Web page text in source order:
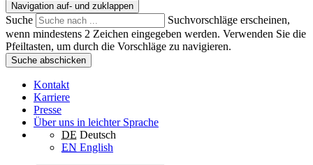
Navigation auf- und zuklappen
Suche
Suchvorschläge erscheinen,
wenn mindestens 2 Zeichen eingegeben werden. Verwenden Sie die
Pfeiltasten, um durch die Vorschläge zu navigieren.
Suche abschicken
Kontakt
Karriere
Presse
Über uns in leichter Sprache
DE Deutsch
EN English